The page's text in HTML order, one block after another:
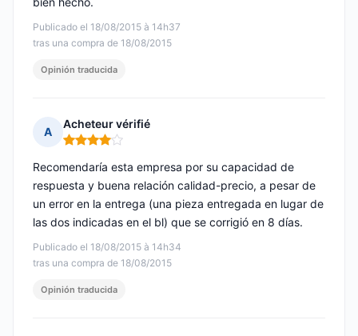
Publicado el 18/08/2015 à 14h37
tras una compra de 18/08/2015
Opinión traducida
A
Acheteur vérifié
Nota: 4 de 5
Publicado el 18/08/2015 à 14h34
tras una compra de 18/08/2015
Recomendaría esta empresa por su capacidad de
respuesta y buena relación calidad-precio, a pesar de
un error en la entrega (una pieza entregada en lugar de
las dos indicadas en el bl) que se corrigió en 8 días.
Opinión traducida